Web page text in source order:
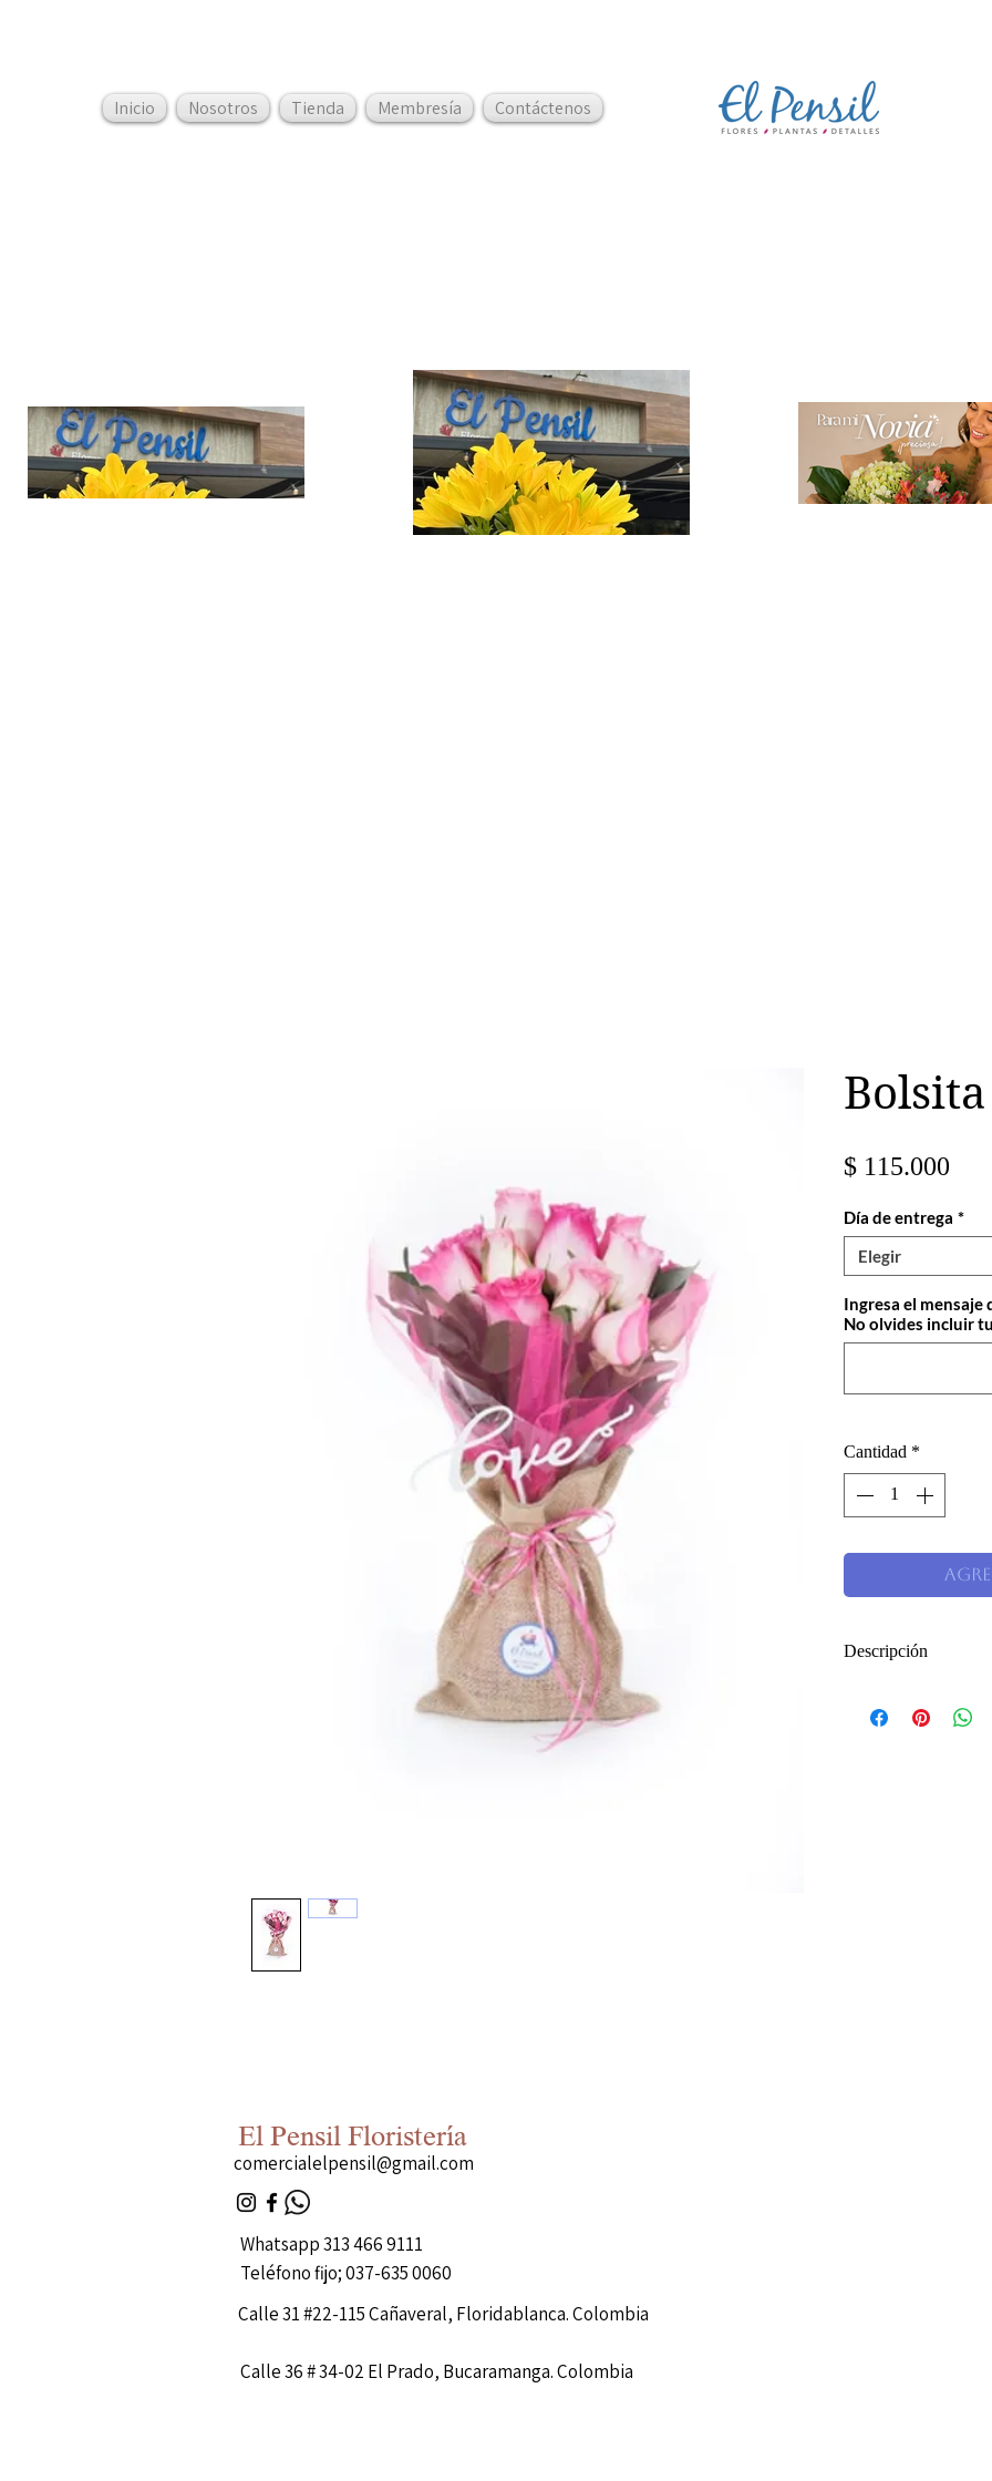
Inicio Nosotros Tienda Membresía Contáctenos
$ 115.000
Día de entrega *
Elegir
Ingresa el mensaje
No olvides incluir
Cantidad*
Descripción
topper opcional
El Pensil Floristería
comercialelpensil@gmail.com
Whatsapp 313 466 9111
Teléfono fijo; 037-635 0060
Calle 31 #22-115 Cañaveral, Floridablanca. Colombia
Calle 36 # 34-02 El Prado, Bucaramanga. Colombia